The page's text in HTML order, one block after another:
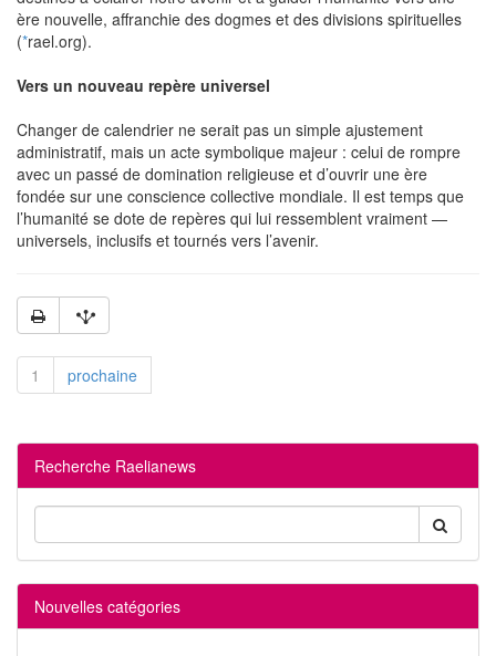
ère nouvelle, affranchie des dogmes et des divisions spirituelles
(*rael.org).
Vers un nouveau repère universel
Changer de calendrier ne serait pas un simple ajustement
administratif, mais un acte symbolique majeur : celui de rompre
avec un passé de domination religieuse et d’ouvrir une ère
fondée sur une conscience collective mondiale. Il est temps que
l’humanité se dote de repères qui lui ressemblent vraiment —
universels, inclusifs et tournés vers l’avenir.
1 prochaine
Recherche Raelianews
Nouvelles catégories